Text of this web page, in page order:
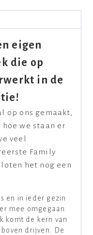
eigen
die op
in de
op ons gemaakt,
we staan er
veel
Family
het nog een
en in ieder gezin
mee omgegaan.
komt de kern van
drijven. De